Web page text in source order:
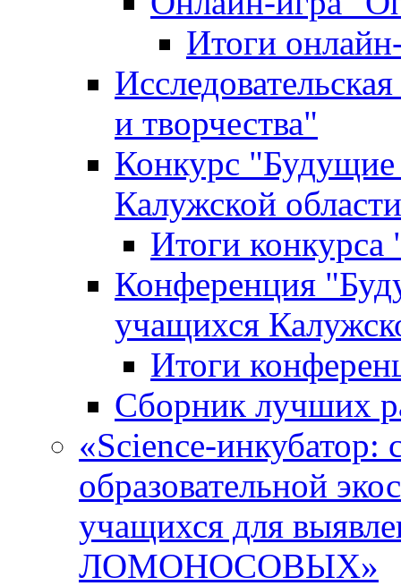
Итоги
и творчества"
Конкурс
Калужской области
Итоги
Конференция
учащихся
Итоги
Сборник лучших
«Science-инкубатор:
образовательной
учащихся для
ЛОМОНОСОВЫХ»